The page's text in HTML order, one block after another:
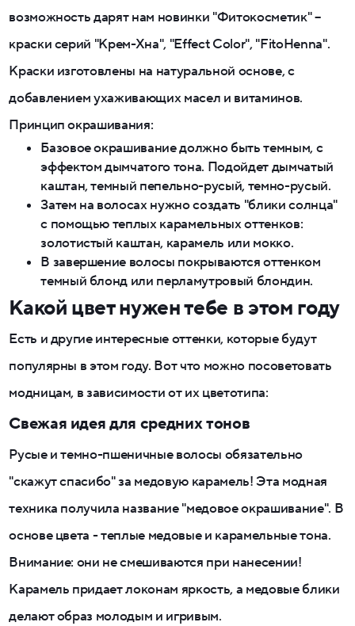
возможность дарят нам новинки "Фитокосметик" –
краски серий "Крем-Хна", "Effect Сolor", "FitoHenna".
Краски изготовлены на натуральной основе, с
добавлением ухаживающих масел и витаминов.
Принцип окрашивания:
Базовое окрашивание должно быть темным, с
эффектом дымчатого тона. Подойдет дымчатый
каштан, темный пепельно-русый, темно-русый.
Затем на волосах нужно создать "блики солнца"
с помощью теплых карамельных оттенков:
золотистый каштан, карамель или мокко.
В завершение волосы покрываются оттенком
темный блонд или перламутровый блондин.
Какой цвет нужен тебе в этом году
Есть и другие интересные оттенки, которые будут
популярны в этом году. Вот что можно посоветовать
модницам, в зависимости от их цветотипа:
Свежая идея для средних тонов
Русые и темно-пшеничные волосы обязательно
"скажут спасибо" за медовую карамель! Эта модная
техника получила название "медовое окрашивание". В
основе цвета - теплые медовые и карамельные тона.
Внимание: они не смешиваются при нанесении!
Карамель придает локонам яркость, а медовые блики
делают образ молодым и игривым.